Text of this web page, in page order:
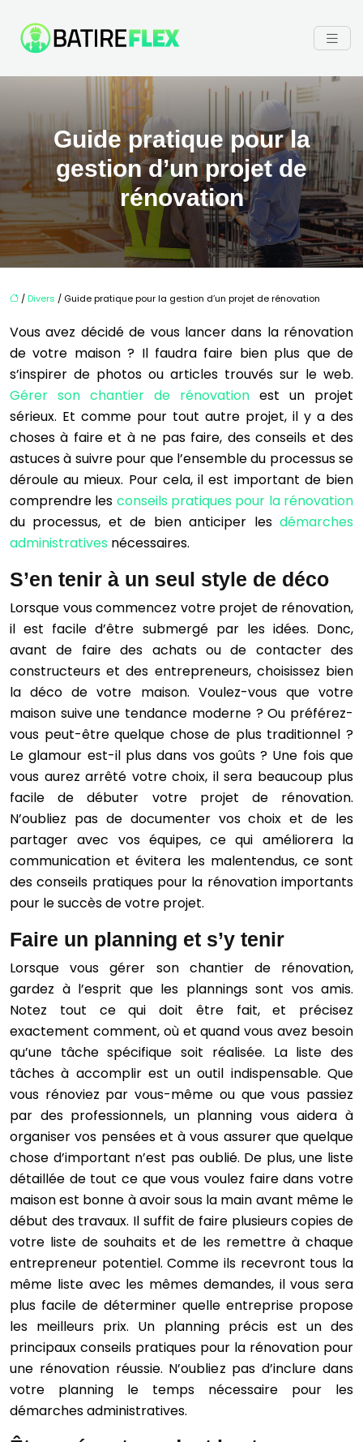
Guide pratique pour la
gestion d’un projet de
rénovation
/ Divers / Guide pratique pour la gestion d’un projet de rénovation
Vous avez décidé de vous lancer dans la rénovation
de votre maison ? Il faudra faire bien plus que de
s’inspirer de photos ou articles trouvés sur le web.
Gérer son chantier de rénovation est un projet
sérieux. Et comme pour tout autre projet, il y a des
choses à faire et à ne pas faire, des conseils et des
astuces à suivre pour que l’ensemble du processus se
déroule au mieux. Pour cela, il est important de bien
comprendre les conseils pratiques pour la rénovation
du processus, et de bien anticiper les démarches
administratives nécessaires.
S’en tenir à un seul style de déco
Lorsque vous commencez votre projet de rénovation,
il est facile d’être submergé par les idées. Donc,
avant de faire des achats ou de contacter des
constructeurs et des entrepreneurs, choisissez bien
la déco de votre maison. Voulez-vous que votre
maison suive une tendance moderne ? Ou préférez-
vous peut-être quelque chose de plus traditionnel ?
Le glamour est-il plus dans vos goûts ? Une fois que
vous aurez arrêté votre choix, il sera beaucoup plus
facile de débuter votre projet de rénovation.
N’oubliez pas de documenter vos choix et de les
partager avec vos équipes, ce qui améliorera la
communication et évitera les malentendus, ce sont
des conseils pratiques pour la rénovation importants
pour le succès de votre projet.
Faire un planning et s’y tenir
Lorsque vous gérer son chantier de rénovation,
gardez à l’esprit que les plannings sont vos amis.
Notez tout ce qui doit être fait, et précisez
exactement comment, où et quand vous avez besoin
qu’une tâche spécifique soit réalisée. La liste des
tâches à accomplir est un outil indispensable. Que
vous rénoviez par vous-même ou que vous passiez
par des professionnels, un planning vous aidera à
organiser vos pensées et à vous assurer que quelque
chose d’important n’est pas oublié. De plus, une liste
détaillée de tout ce que vous voulez faire dans votre
maison est bonne à avoir sous la main avant même le
début des travaux. Il suffit de faire plusieurs copies de
votre liste de souhaits et de les remettre à chaque
entrepreneur potentiel. Comme ils recevront tous la
même liste avec les mêmes demandes, il vous sera
plus facile de déterminer quelle entreprise propose
les meilleurs prix. Un planning précis est un des
principaux conseils pratiques pour la rénovation pour
une rénovation réussie. N’oubliez pas d’inclure dans
votre planning le temps nécessaire pour les
démarches administratives.